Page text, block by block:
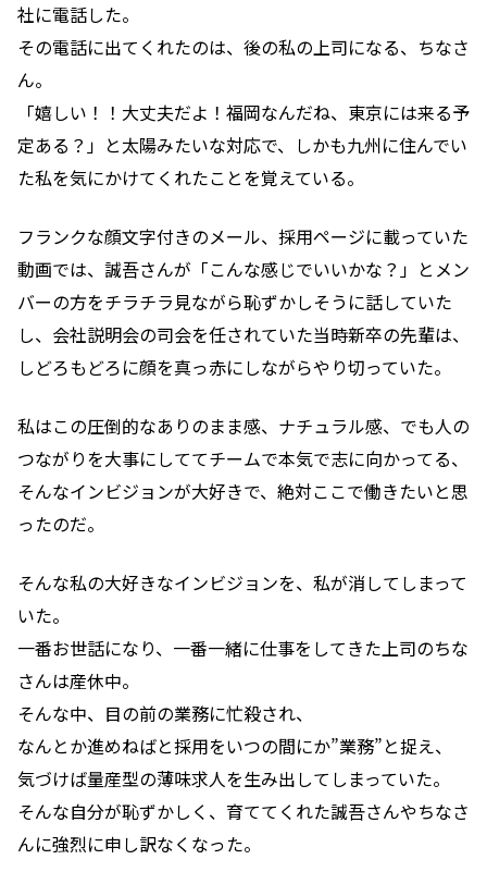
社に電話した。
その電話に出てくれたのは、後の私の上司になる、ちなさ
ん。
「嬉しい！！大丈夫だよ！福岡なんだね、東京には来る予
定ある？」と太陽みたいな対応で、しかも九州に住んでい
た私を気にかけてくれたことを覚えている。
フランクな顔文字付きのメール、採用ページに載っていた
動画では、誠吾さんが「こんな感じでいいかな？」とメン
バーの方をチラチラ見ながら恥ずかしそうに話していた
し、会社説明会の司会を任されていた当時新卒の先輩は、
しどろもどろに顔を真っ赤にしながらやり切っていた。
私はこの圧倒的なありのまま感、ナチュラル感、でも人の
つながりを大事にしててチームで本気で志に向かってる、
そんなインビジョンが大好きで、絶対ここで働きたいと思
ったのだ。
そんな私の大好きなインビジョンを、私が消してしまって
いた。
一番お世話になり、一番一緒に仕事をしてきた上司のちな
さんは産休中。
そんな中、目の前の業務に忙殺され、
なんとか進めねばと採用をいつの間にか”業務”と捉え、
気づけば量産型の薄味求人を生み出してしまっていた。
そんな自分が恥ずかしく、育ててくれた誠吾さんやちなさ
んに強烈に申し訳なくなった。